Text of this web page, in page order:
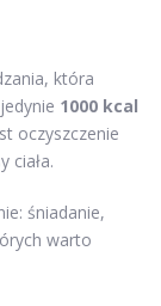
która
1000 kcal
oczyszczenie
ciała.
śniadanie,
warto